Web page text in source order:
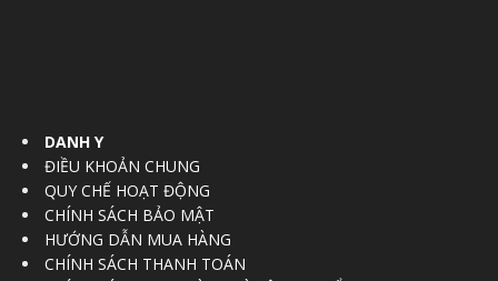
DANH Y
ĐIỀU KHOẢN CHUNG
QUY CHẾ HOẠT ĐỘNG
CHÍNH SÁCH BẢO MẬT
HƯỚNG DẪN MUA HÀNG
CHÍNH SÁCH THANH TOÁN